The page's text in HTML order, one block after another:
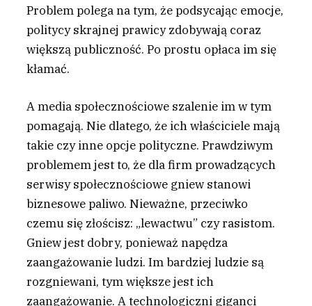
Problem polega na tym, że podsycając emocje,
politycy skrajnej prawicy zdobywają coraz
większą publiczność. Po prostu opłaca im się
kłamać.
A media społecznościowe szalenie im w tym
pomagają. Nie dlatego, że ich właściciele mają
takie czy inne opcje polityczne. Prawdziwym
problemem jest to, że dla firm prowadzących
serwisy społecznościowe gniew stanowi
biznesowe paliwo. Nieważne, przeciwko
czemu się złościsz: „lewactwu” czy rasistom.
Gniew jest dobry, ponieważ napędza
zaangażowanie ludzi. Im bardziej ludzie są
rozgniewani, tym większe jest ich
zaangażowanie. A technologiczni giganci